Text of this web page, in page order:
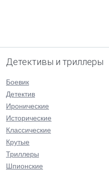
Детективы и триллеры
Боевик
Детектив
Иронические
Исторические
Классические
Крутые
Триллеры
Шпионские